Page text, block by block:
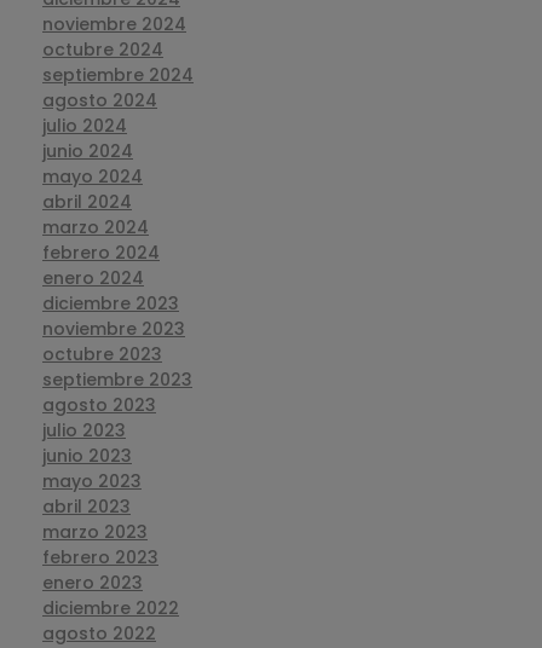
noviembre 2024
octubre 2024
septiembre 2024
agosto 2024
julio 2024
junio 2024
mayo 2024
abril 2024
marzo 2024
febrero 2024
enero 2024
diciembre 2023
noviembre 2023
octubre 2023
septiembre 2023
agosto 2023
julio 2023
junio 2023
mayo 2023
abril 2023
marzo 2023
febrero 2023
enero 2023
diciembre 2022
agosto 2022